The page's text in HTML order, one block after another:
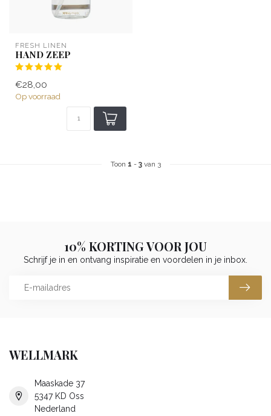
FRESH LINEN
HAND ZEEP
€28,00
Op voorraad
Toon 1 - 3van 3
10% KORTING VOOR JOU
Schrijf je in en ontvang inspiratie en voordelen in je inbox.
WELLMARK
Maaskade 37
5347 KD Oss
Nederland